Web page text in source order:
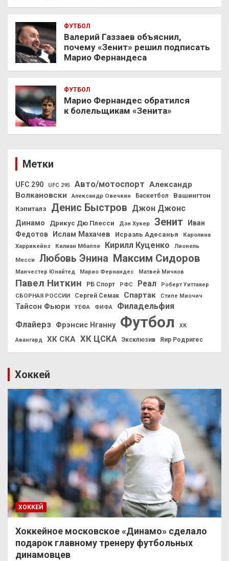
ФУТБОЛ
Валерий Газзаев объяснил,
почему «Зенит» решил подписать
Марио Фернандеса
ФУТБОЛ
Марио Фернандес обратился
к болельщикам «Зенита»
Метки
UFC 290 UFC 295 Авто/мотоспорт Александр
Волкановски
Александр Овечкин Баскетбол
Вашингтон
Кэпиталз
Денис Быстров Джон Джонс
Динамо Дрикус Дю Плесси Дэн Хукер Зенит
Иван
Федотов
Ислам Махачев Исраэль Адесанья
Каролина
Харрикейнз
Килиан Мбаппе Кирилл Куценко
Лионель
Месси
Любовь Энина Максим Сидоров
Манчестер Юнайтед Марио Фернандес Матвей Мичков
Павел Ниткин РБ Спорт РФС Реал Роберт Уиттакер
СБОРНАЯ РОССИИ Сергей Семак Спартак Стипе Миочич
Тайсон Фьюри УЕФА ФИФА
Филадельфия
Флайерз Фрэнсис Нганну Футбол ХК
Авангард ХК СКА ХК ЦСКА Эксклюзив Яир Родригес
Хоккей
ХОККЕЙ
Хоккейное московское «Динамо» сделало
подарок главному тренеру футбольных
динамовцев